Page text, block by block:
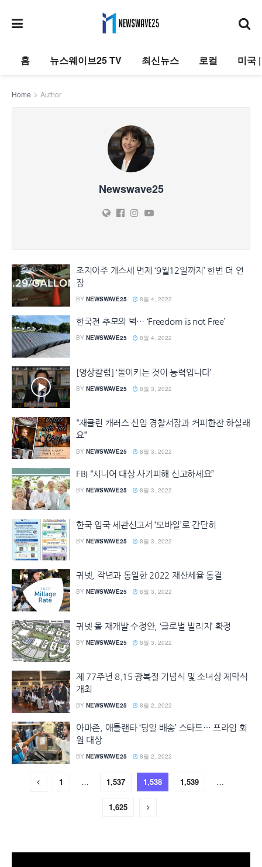
홈 뉴스웨이브25 TV 최신뉴스 로컬 미국
Home Author
Newswave25
조지아주 개스세 면제 ‘9월12일까지’ 한번 더 연
장
BY NEWSWAVE25 8월 4, 2022
한국전 추모의 벽… ‘Freedom is not Free’
BY NEWSWAVE25 8월 4, 2022
[영상칼럼] ‘돌이키는 것이 능력입니다’
BY NEWSWAVE25 8월 3, 2022
“재클린 캐러스 신임 경찰서장과 커피한잔 하실래
요”
BY NEWSWAVE25 8월 3, 2022
FBI “시니어 대상 사기피해 신고하세요”
BY NEWSWAVE25 8월 3, 2022
한국 입국 세관신고서 ‘모바일’로 간단히
BY NEWSWAVE25 8월 3, 2022
귀넷, 작년과 동일한 2022 재산세율 동결
BY NEWSWAVE25 8월 3, 2022
귀넷 몰 재개발 수정안, ‘글로벌 빌리지’ 확정
BY NEWSWAVE25 8월 3, 2022
제 77주년 8.15 광복절 기념식 및 소녀상 제막식
개최
BY NEWSWAVE25 8월 2, 2022
아마존, 애틀랜타 ‘당일 배송’ 스타트… 프라임 회
원 대상
BY NEWSWAVE25 8월 2, 2022
1 … 1,537 1,538 1,539 …
1,625